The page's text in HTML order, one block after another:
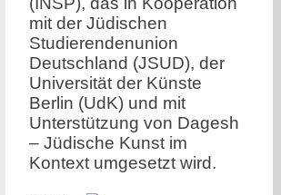
mit der Jüdischen
Studierendenunion
Deutschland (JSUD), der
Universität der Künste
Berlin (UdK) und mit
Unterstützung von Dagesh
– Jüdische Kunst im
Kontext umgesetzt wird.